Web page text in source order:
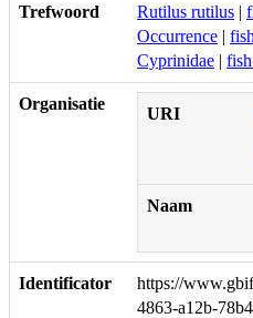
Trefwoord Rutilus rutilus |
Occurrence |
Cyprinidae |
Organisatie
URI
Naam
Identificator
https://
4863-a12b-